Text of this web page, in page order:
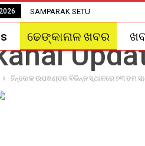
SAMPARAK SETU
ଢେଙ୍କାନାଳ ଖବର
ହିନ୍ଦୋଳ ଉପଖଣ୍ଡର ବିଭିନ୍ନ ସ୍ଥାନରେ ୭୩ ତମ